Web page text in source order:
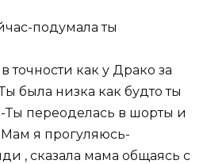
подумала ты
точности как у Драко за
была низка как будто ты
Ты переоделась в шорты и
я прогуляюсь-
, сказала мама общаясь с